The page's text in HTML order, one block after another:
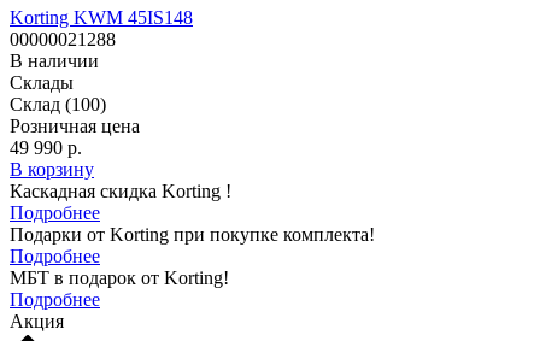
Korting KWM 45IS148
00000021288
В наличии
Склады
Склад (100)
Розничная цена
49 990 р.
В корзину
Каскадная скидка Korting !
Подробнее
Подарки от Korting при покупке комплекта!
Подробнее
МБТ в подарок от Korting!
Подробнее
Акция